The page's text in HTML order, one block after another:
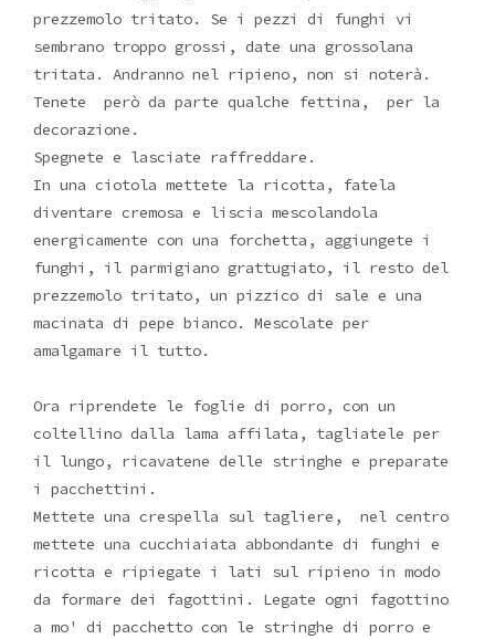
prezzemolo tritato. Se i pezzi di funghi vi
sembrano troppo grossi, date una grossolana
tritata. Andranno nel ripieno, non si noterà.
Tenete però da parte qualche fettina, per la
decorazione.
Spegnete e lasciate raffreddare.
In una ciotola mettete la ricotta, fatela
diventare cremosa e liscia mescolandola
energicamente con una forchetta, aggiungete i
funghi, il parmigiano grattugiato, il resto del
prezzemolo tritato, un pizzico di sale e una
macinata di pepe bianco. Mescolate per
amalgamare il tutto.
Ora riprendete le foglie di porro, con un
coltellino dalla lama affilata, tagliatele per
il lungo, ricavatene delle stringhe e preparate
i pacchettini.
Mettete una crespella sul tagliere, nel centro
mettete una cucchiaiata abbondante di funghi e
ricotta e ripiegate i lati sul ripieno in modo
da formare dei fagottini. Legate ogni fagottino
a mo' di pacchetto con le stringhe di porro e